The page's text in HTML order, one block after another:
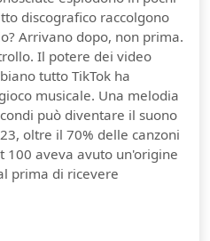
discografico raccolgono
Arrivano dopo, non prima.
Il potere dei video
tutto TikTok ha
musicale. Una melodia
può diventare il suono
oltre il 70% delle canzoni
100 aveva avuto un'origine
prima di ricevere